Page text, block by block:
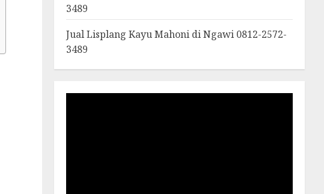
3489
Jual Lisplang Kayu Mahoni di Ngawi 0812-2572-
3489